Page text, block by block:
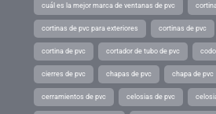
cuál es la mejor marca de ventanas de pvc
cortinas de pvc para exteriores cortinas de pvc
cortina de pvc cortador de tubo de pvc
cierres de pvc chapas de pvc chapa de pvc
cerramientos de pvc celosias de pvc